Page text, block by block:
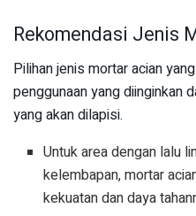
Rekomendasi Jenis
Pilihan jenis mortar acian
penggunaan yang diinginkan
yang akan dilapisi.
Untuk area dengan lalu
kelembapan, mortar
kekuatan dan daya